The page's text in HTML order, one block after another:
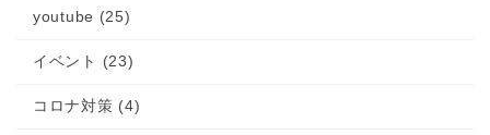
youtube (25)
イベント (23)
コロナ対策 (4)